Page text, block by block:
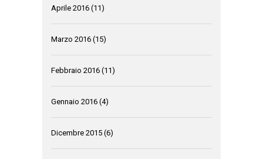
Aprile 2016 (11)
Marzo 2016 (15)
Febbraio 2016 (11)
Gennaio 2016 (4)
Dicembre 2015 (6)